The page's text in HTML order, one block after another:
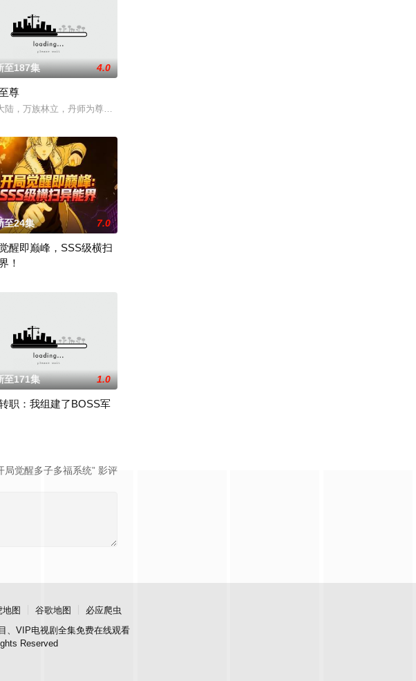
上古魔刀“幽冥”，获得驱使阴
选中成为神秘至强功法万物生的传承人。秦雨加入东大高武学院后逐
江元与九璇宗圣女韶月奉命成婚。两人在洞房夜发起暗杀，却发现彼此皆是不死之身。为了得到对方
至187集 4.0
尊
陆，万族林立，丹师为尊；双生武脉，再现世间！醉卧美人膝，成就丹道至尊！
界。双武魂同步觉醒，炼化万灵
至24集 7.0
醒即巅峰，SSS级横扫
！
至171集 1.0
职：我组建了BOSS军
局觉醒多子多福系统” 影评
地图 谷歌地图
必应爬虫
、VIP电视剧全集免费在线观看
Reserved